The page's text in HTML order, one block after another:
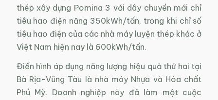
thép xây dựng Pomina 3 với dây chuyền mới chỉ
tiêu hao điện năng 350kWh/tấn, trong khi chỉ số
tiêu hao điện của các nhà máy luyện thép khác ở
Việt Nam hiện nay là 600kWh/tấn.
Điển hình áp dụng năng lượng hiệu quả thứ hai tại
Bà Rịa-Vũng Tàu là nhà máy Nhựa và Hóa chất
Phú Mỹ. Doanh nghiệp này đã làm một cuộc